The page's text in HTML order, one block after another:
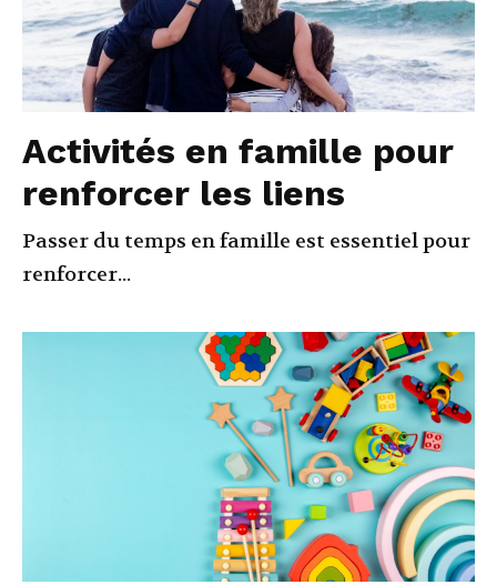
Activités en famille pour
renforcer les liens
Passer du temps en famille est essentiel pour
renforcer...